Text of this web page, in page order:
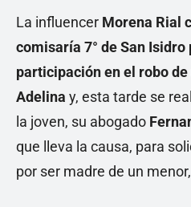
La influencer Morena Rial
comisaría 7° de San Isidro
participación en el robo
Adelina y, esta tarde se
la joven, su abogado
que lleva la causa, para
por ser madre de un